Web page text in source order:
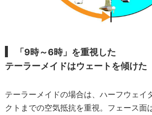
「9時～6時」を重視した
テーラーメイドはウェートを傾けた
テーラーメイドの場合は、ハーフウェイ
クトまでの空気抵抗を重視。フェース面